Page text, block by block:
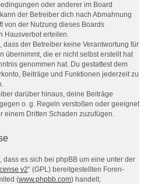
oder anderer im Board
der Betreiber dich nach Abmahnung
von der Nutzung dieses Boards
Hausverbot erteilen.
dass der Betreiber keine Verantwortung für
übernimmt, die er nicht selbst erstellt hat
genommen hat. Du gestattest dem
Beiträge und Funktionen jederzeit zu
darüber hinaus, deine Beiträge
o. g. Regeln verstoßen oder geeignet
einem Dritten Schaden zuzufügen.
dass es sich bei phpBB um eine unter der
v2“ (GPL) bereitgestellten Foren-
(www.phpbb.com) handelt;